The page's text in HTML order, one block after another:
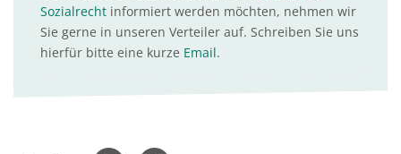
Sozialrecht informiert werden möchten, nehmen wir
Sie gerne in unseren Verteiler auf. Schreiben Sie uns
hierfür bitte eine kurze Email.